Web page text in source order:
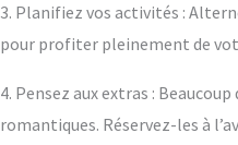
3. Planifiez vos activités :
pour profiter pleinement de
4. Pensez aux extras :
romantiques. Réservez-les à